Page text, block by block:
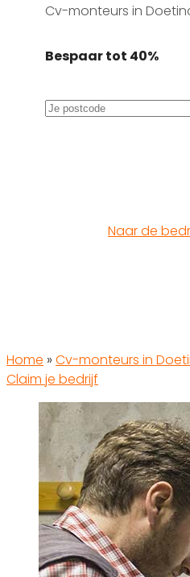
Cv-monteurs in
Bespaar tot 40%
Naar de
Home » Cv-monteurs in
Claim je bedrijf